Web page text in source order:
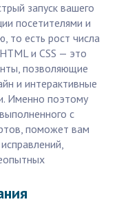
запуск вашего
посетителями и
то есть рост числа
и CSS — это
позволяющие
и интерактивные
Именно поэтому
с
поможет вам